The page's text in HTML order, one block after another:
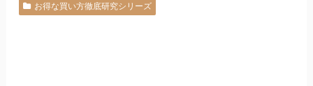
お得な買い方徹底研究シリーズ